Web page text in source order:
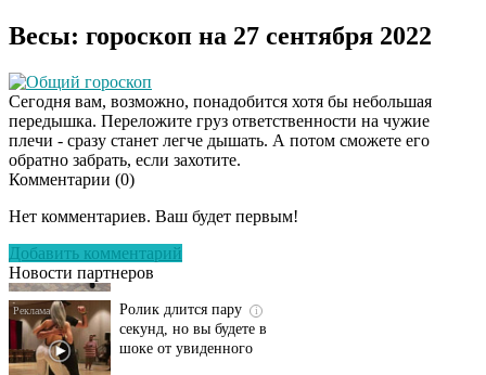
Весы: гороскоп на 27 сентября 2022
Общий гороскоп
Сегодня вам, возможно, понадобится хотя бы небольшая
передышка. Переложите груз ответственности на чужие
плечи - сразу станет легче дышать. А потом сможете его
обратно забрать, если захотите.
Комментарии (0)
Нет комментариев. Ваш будет первым!
Добавить комментарий
Новости партнеров
Этот танец невесты
Пересмотрела 10 раз
секунд, но вы будете в
шоке от увиденного